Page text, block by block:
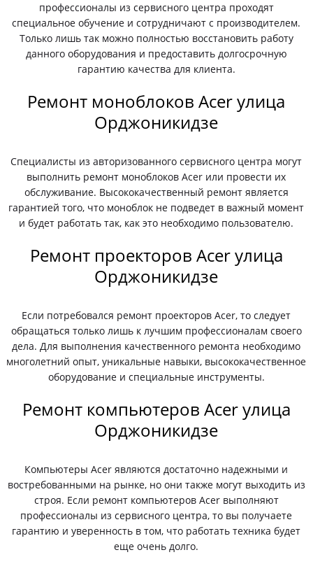
профессионалы из сервисного центра проходят
специальное обучение и сотрудничают с производителем.
Только лишь так можно полностью восстановить работу
данного оборудования и предоставить долгосрочную
гарантию качества для клиента.
Ремонт моноблоков Acer улица
Орджоникидзе
Специалисты из авторизованного сервисного центра могут
выполнить ремонт моноблоков Acer или провести их
обслуживание. Высококачественный ремонт является
гарантией того, что моноблок не подведет в важный момент
и будет работать так, как это необходимо пользователю.
Ремонт проекторов Acer улица
Орджоникидзе
Если потребовался ремонт проекторов Acer, то следует
обращаться только лишь к лучшим профессионалам своего
дела. Для выполнения качественного ремонта необходимо
многолетний опыт, уникальные навыки, высококачественное
оборудование и специальные инструменты.
Ремонт компьютеров Acer улица
Орджоникидзе
Компьютеры Acer являются достаточно надежными и
востребованными на рынке, но они также могут выходить из
строя. Если ремонт компьютеров Acer выполняют
профессионалы из сервисного центра, то вы получаете
гарантию и уверенность в том, что работать техника будет
еще очень долго.